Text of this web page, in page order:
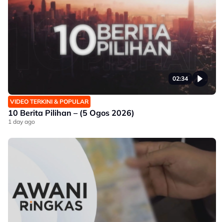
02:34
VIDEO TERKINI & POPULAR
10 Berita Pilihan – (5 Ogos 2026)
1 day ago